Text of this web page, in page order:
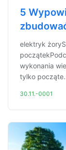
5
elektryk
wykonania
tylko
30.11.-0001